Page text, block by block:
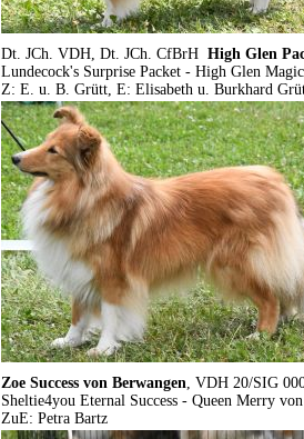
Dt. JCh. VDH, Dt. JCh. CfBrH High Glen
Lundecock's Surprise Packet - High Glen
Z: E. u. B. Grütt, E: Elisabeth u. Burkhard
Zoe Success von Berwangen, VDH 20/SIG
Sheltie4you Eternal Success - Queen Merry
ZuE: Petra Bartz